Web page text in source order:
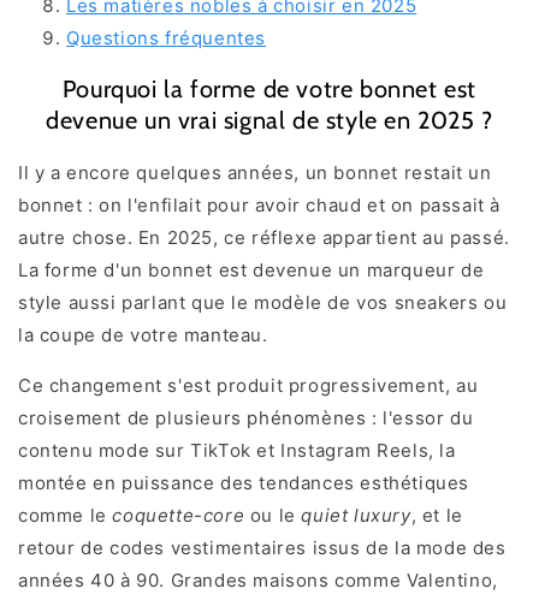
Les matières nobles à choisir en 2025
Questions fréquentes
Pourquoi la forme de votre bonnet est
devenue un vrai signal de style en 2025 ?
Il y a encore quelques années, un bonnet restait un
bonnet : on l'enfilait pour avoir chaud et on passait à
autre chose. En 2025, ce réflexe appartient au passé.
La forme d'un bonnet est devenue un marqueur de
style aussi parlant que le modèle de vos sneakers ou
la coupe de votre manteau.
Ce changement s'est produit progressivement, au
croisement de plusieurs phénomènes : l'essor du
contenu mode sur TikTok et Instagram Reels, la
montée en puissance des tendances esthétiques
comme le coquette-core ou le quiet luxury, et le
retour de codes vestimentaires issus de la mode des
années 40 à 90. Grandes maisons comme Valentino,